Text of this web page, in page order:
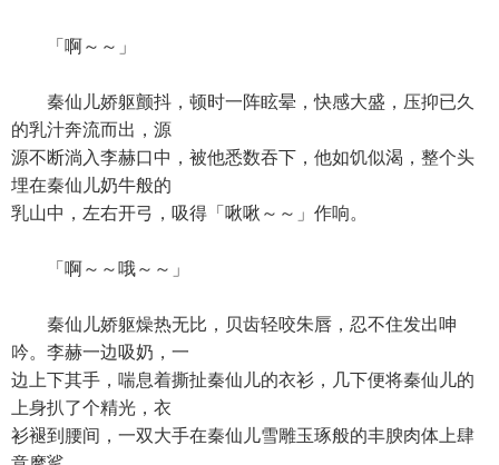
「啊～～」
秦仙儿娇躯颤抖，顿时一阵眩晕，快感大盛，压抑已久
的乳汁奔流而出，源
源不断淌入李赫口中，被他悉数吞下，他如饥似渴，整个头
埋在秦仙儿奶牛般的
乳山中，左右开弓，吸得「啾啾～～」作响。
「啊～～哦～～」
秦仙儿娇躯燥热无比，贝齿轻咬朱唇，忍不住发出呻
吟。李赫一边吸奶，一
边上下其手，喘息着撕扯秦仙儿的衣衫，几下便将秦仙儿的
上身扒了个精光，衣
衫褪到腰间，一双大手在秦仙儿雪雕玉琢般的丰腴肉体上肆